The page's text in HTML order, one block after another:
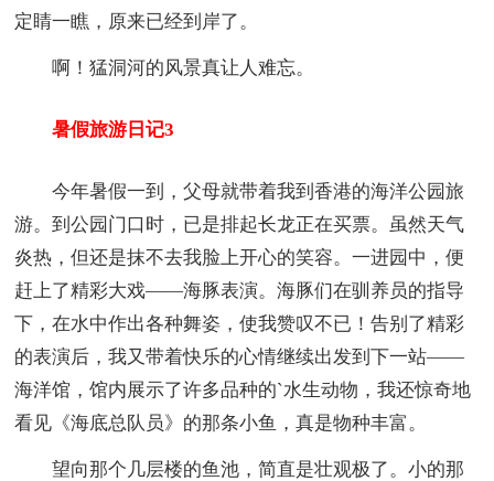
定睛一瞧，原来已经到岸了。
啊！猛洞河的风景真让人难忘。
暑假旅游日记3
今年暑假一到，父母就带着我到香港的海洋公园旅
游。到公园门口时，已是排起长龙正在买票。虽然天气
炎热，但还是抹不去我脸上开心的笑容。一进园中，便
赶上了精彩大戏——海豚表演。海豚们在驯养员的指导
下，在水中作出各种舞姿，使我赞叹不已！告别了精彩
的表演后，我又带着快乐的心情继续出发到下一站——
海洋馆，馆内展示了许多品种的`水生动物，我还惊奇地
看见《海底总队员》的那条小鱼，真是物种丰富。
望向那个几层楼的鱼池，简直是壮观极了。小的那